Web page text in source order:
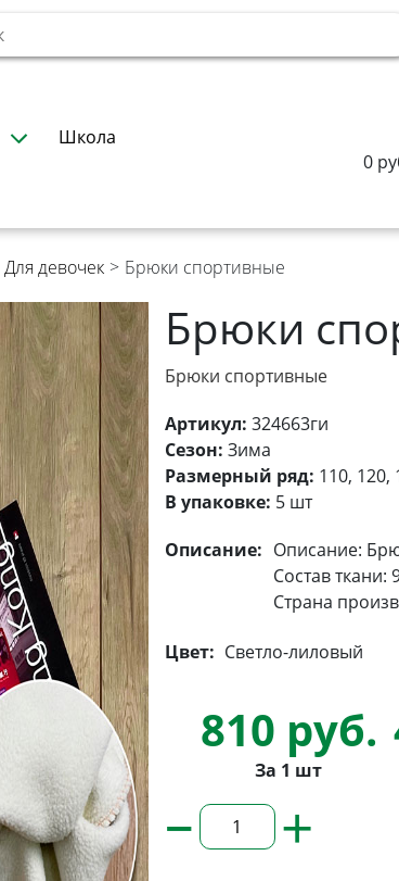
Школа
0
Для девочек > Брюки спортивные
Брюки
Брюки спортивные
Артикул: 324663ги
Сезон: Зима
Размерный ряд: 110, 120,
В упаковке: 5 шт
Описание: Описание:
Состав ткани:
Страна
Цвет: Светло-лиловый
810 руб.
За 1 шт
– +